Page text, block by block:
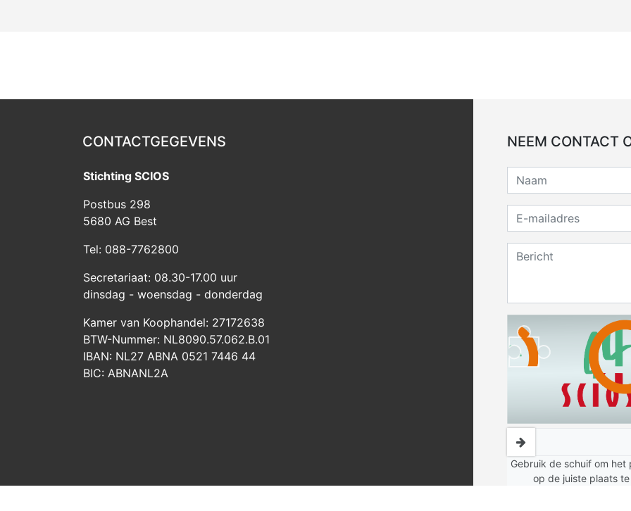
CONTACTGEGEVENS
Stichting SCIOS
Postbus 298
5680 AG Best
Tel: 088-7762800
Secretariaat: 08.30-17.00 uur
dinsdag - woensdag - donderdag
Kamer van Koophandel: 27172638
BTW-Nummer: NL8090.57.062.B.01
IBAN: NL27 ABNA 0521 7446 44
BIC: ABNANL2A
NEEM CONTACT
Gebruik de schuif om het
op de juiste plaats